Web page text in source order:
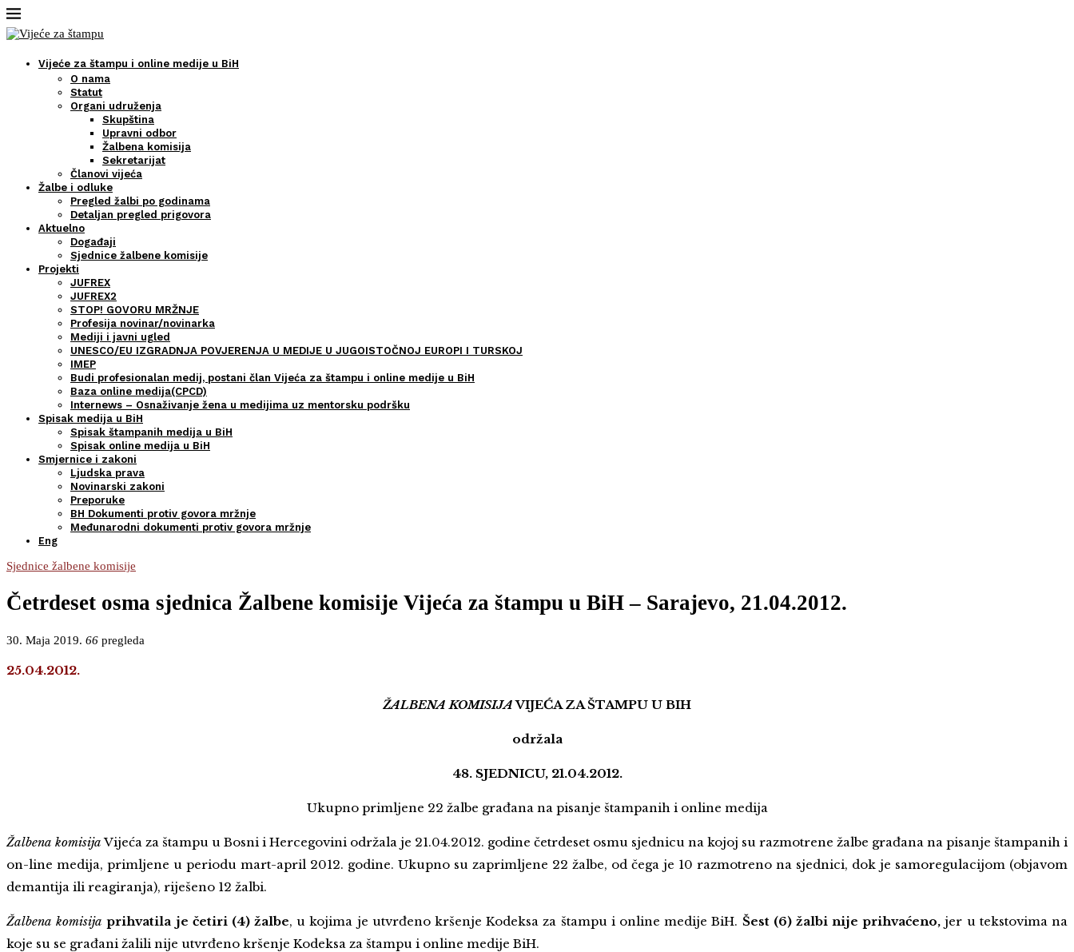
Vijeće za štampu i online medije u BiH
O nama
Statut
Organi udruženja
Skupština
Upravni odbor
Žalbena komisija
Sekretarijat
Članovi vijeća
Žalbe i odluke
Pregled žalbi po godinama
Detaljan pregled prigovora
Aktuelno
Događaji
Sjednice žalbene komisije
Projekti
JUFREX
JUFREX2
STOP! GOVORU MRŽNJE
Profesija novinar/novinarka
Mediji i javni ugled
UNESCO/EU IZGRADNJA POVJERENJA U MEDIJE U JUGOISTOČNOJ EUROPI I TURSKOJ
IMEP
Budi profesionalan medij, postani član Vijeća za štampu i online medije u BiH
Baza online medija(CPCD)
Internews – Osnaživanje žena u medijima uz mentorsku podršku
Spisak medija u BiH
Spisak štampanih medija u BiH
Spisak online medija u BiH
Smjernice i zakoni
Ljudska prava
Novinarski zakoni
Preporuke
BH Dokumenti protiv govora mržnje
Međunarodni dokumenti protiv govora mržnje
Eng
Sjednice žalbene komisije
Četrdeset osma sjednica Žalbene komisije Vijeća za štampu u BiH – Sarajevo, 21.04.2012.
30. Maja 2019. 66 pregleda
25.04.2012.
ŽALBENA KOMISIJAVIJEĆA ZA ŠTAMPU U BIH
održala
48. SJEDNICU, 21.04.2012.
Ukupno primljene 22 žalbe građana na pisanje štampanih i online medija
Žalbena komisijaVijeća za štampu u Bosni i Hercegovini održala je 21.04.2012. godine četrdeset osmu sjednicu na kojoj su razmotrene žalbe građana na pisanje štampanih i
on-line medija, primljene u periodu mart-april 2012. godine. Ukupno su zaprimljene 22 žalbe, od čega je 10 razmotreno na sjednici, dok je samoregulacijom (objavom
demantija ili reagiranja), riješeno 12 žalbi.
Žalbena komisija prihvatila je četiri (4) žalbe, u kojima je utvrđeno kršenje Kodeksa za štampu i online medije BiH. Šest (6) žalbi nije prihvaćeno, jer u tekstovima na
koje su se građani žalili nije utvrđeno kršenje Kodeksa za štampu i online medije BiH.